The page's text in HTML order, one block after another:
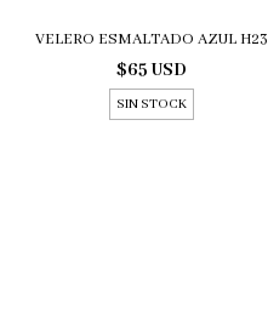
VELERO ESMALTADO AZUL H23
$65 USD
SIN STOCK